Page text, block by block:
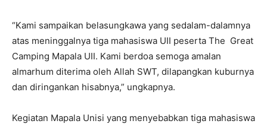
“Kami sampaikan belasungkawa yang sedalam-dalamnya
atas meninggalnya tiga mahasiswa UII peserta The Great
Camping Mapala UII. Kami berdoa semoga amalan
almarhum diterima oleh Allah SWT, dilapangkan kuburnya
dan diringankan hisabnya,” ungkapnya.
Kegiatan Mapala Unisi yang menyebabkan tiga mahasiswa